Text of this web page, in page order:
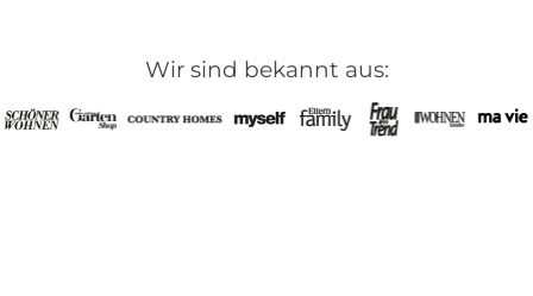
Wir sind bekannt aus: